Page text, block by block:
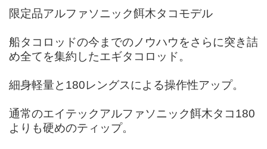
限定品アルファソニック餌木タコモデル
船タコロッドの今までのノウハウをさらに突き詰
め全てを集約したエギタコロッド。
細身軽量と180レングスによる操作性アップ。
通常のエイテックアルファソニック餌木タコ180
よりも硬めのティップ。